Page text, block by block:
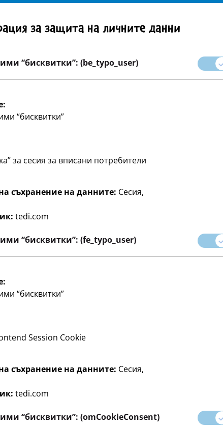
страницакариера
сам“, или се занимавате
за следващия ви
разнообразни
в реализирането
са проектирани с
ленено платно
за защита на личните данни
“бисквитки”: (be_typo_user)
“бисквитки”
за сесия за вписани потребители
съхранение на данните: Сесия,
tedi.com
“бисквитки”: (fe_typo_user)
“бисквитки”
Session Cookie
съхранение на данните: Сесия,
tedi.com
“бисквитки”: (omCookieConsent)